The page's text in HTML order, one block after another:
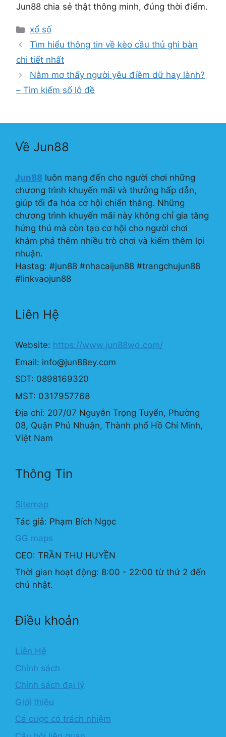
Jun88 chia sẻ thật thông minh, đúng thời điểm.
Danh
mục
xổ số
Tìm hiểu thông tin về kèo cầu thủ ghi bàn
chi tiết nhất
Nằm mơ thấy người yêu điềm dữ hay lành?
– Tìm kiếm số lô đề
Về Jun88
Jun88 luôn mang đến cho người chơi những
chương trình khuyến mãi và thưởng hấp dẫn,
giúp tối đa hóa cơ hội chiến thắng. Những
chương trình khuyến mãi này không chỉ gia tăng
hứng thú mà còn tạo cơ hội cho người chơi
khám phá thêm nhiều trò chơi và kiếm thêm lợi
nhuận.
Hastag: #jun88 #nhacaijun88 #trangchujun88
#linkvaojun88
Liên Hệ
Website: https://www.jun88wd.com/
Email: info@jun88ey.com
SDT: 0898169320
MST: 0317957768
Địa chỉ: 207/07 Nguyễn Trọng Tuyển, Phường
08, Quận Phú Nhuận, Thành phố Hồ Chí Minh,
Việt Nam
Thông Tin
Sitemap
Tác giả: Phạm Bích Ngọc
GG maps
CEO: TRẦN THU HUYỀN
Thời gian hoạt động: 8:00 - 22:00 từ thứ 2 đến
chủ nhật.
Điều khoản
Liên Hệ
Chính sách
Chính sách đại lý
Giới thiệu
Cá cược có trách nhiệm